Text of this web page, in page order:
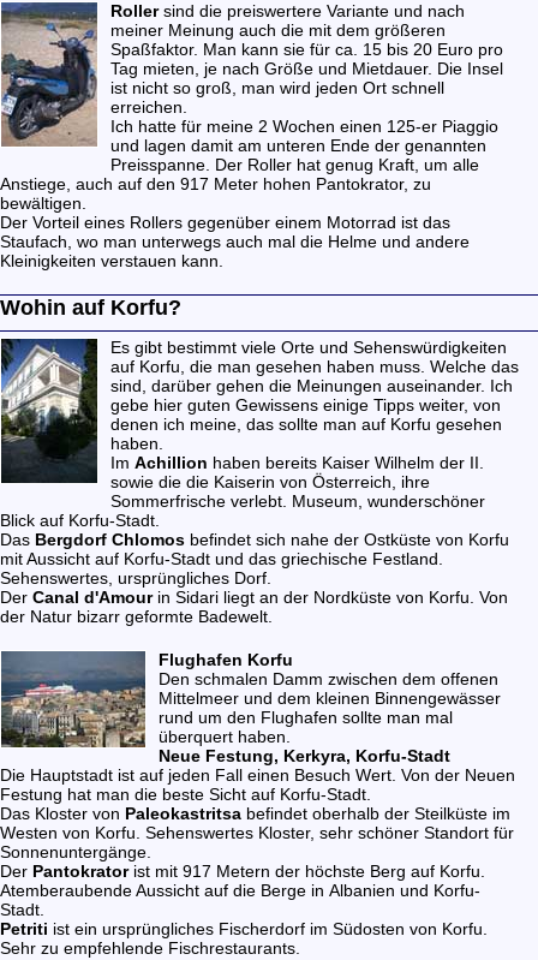
Rollersind die preiswertere Variante und nach
meiner Meinung auch die mit dem größeren
Spaßfaktor. Man kann sie für ca. 15 bis 20 Euro pro
Tag mieten, je nach Größe und Mietdauer. Die Insel
ist nicht so groß, man wird jeden Ort schnell
erreichen.
Ich hatte für meine 2 Wochen einen 125-er Piaggio
und lagen damit am unteren Ende der genannten
Preisspanne. Der Roller hat genug Kraft, um alle
Anstiege, auch auf den 917 Meter hohen Pantokrator, zu
bewältigen.
Der Vorteil eines Rollers gegenüber einem Motorrad ist das
Staufach, wo man unterwegs auch mal die Helme und andere
Kleinigkeiten verstauen kann.
Wohin auf Korfu?
Es gibt bestimmt viele Orte und Sehenswürdigkeiten
auf Korfu, die man gesehen haben muss. Welche das
sind, darüber gehen die Meinungen auseinander. Ich
gebe hier guten Gewissens einige Tipps weiter, von
denen ich meine, das sollte man auf Korfu gesehen
haben.
Im Achillion haben bereits Kaiser Wilhelm der II.
sowie die die Kaiserin von Österreich, ihre
Sommerfrische verlebt. Museum, wunderschöner
Blick auf Korfu-Stadt.
Das Bergdorf Chlomos befindet sich nahe der Ostküste von Korfu
mit Aussicht auf Korfu-Stadt und das griechische Festland.
Sehenswertes, ursprüngliches Dorf.
Der Canal d'Amourin Sidari liegt an der Nordküste von Korfu. Von
der Natur bizarr geformte Badewelt.
Flughafen Korfu
Den schmalen Damm zwischen dem offenen
Mittelmeer und dem kleinen Binnengewässer
rund um den Flughafen sollte man mal
überquert haben.
Neue Festung, Kerkyra, Korfu-Stadt
Die Hauptstadt ist auf jeden Fall einen Besuch Wert. Von der Neuen
Festung hat man die beste Sicht auf Korfu-Stadt.
Das Kloster von Paleokastritsa befindet oberhalb der Steilküste im
Westen von Korfu. Sehenswertes Kloster, sehr schöner Standort für
Sonnenuntergänge.
Der Pantokratorist mit 917 Metern der höchste Berg auf Korfu.
Atemberaubende Aussicht auf die Berge in Albanien und Korfu-
Stadt.
Petriti ist ein ursprüngliches Fischerdorf im Südosten von Korfu.
Sehr zu empfehlende Fischrestaurants.